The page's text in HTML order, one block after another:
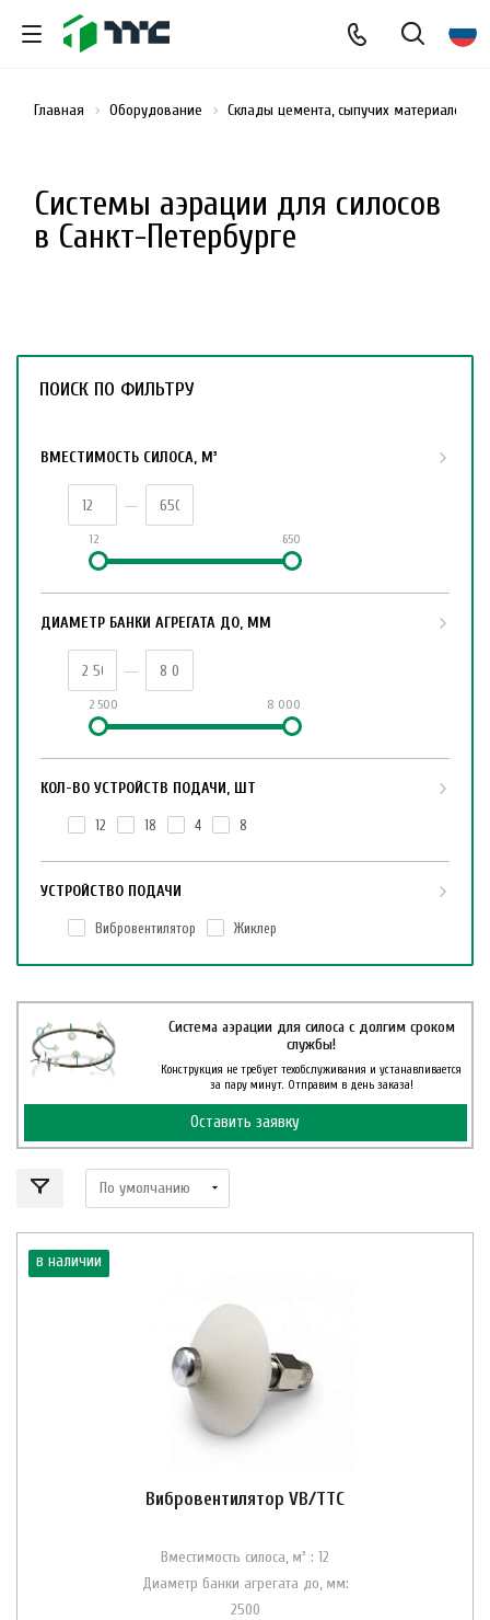
Системы аэрации для силосов
в Санкт-Петербурге
Главная Оборудование Склады цемента, сыпучих материалов и
Система аэрации для силоса с долгим сроком
службы!
Конструкция не требует техобслуживания и устанавливается
за пару минут. Отправим в день заказа!
Оставить заявку
в наличии
Вибровентилятор VB/ТТС
Вместимость силоса, м³ : 12
Диаметр банки агрегата до, мм:
2500
ПОИСК ПО ФИЛЬТРУ
ВМЕСТИМОСТЬ СИЛОСА, М³
12 650
ДИАМЕТР БАНКИ АГРЕГАТА ДО, ММ
2 500 8 000
КОЛ-ВО УСТРОЙСТВ ПОДАЧИ, ШТ
12 18 4 8
УСТРОЙСТВО ПОДАЧИ
Вибровентилятор Жиклер